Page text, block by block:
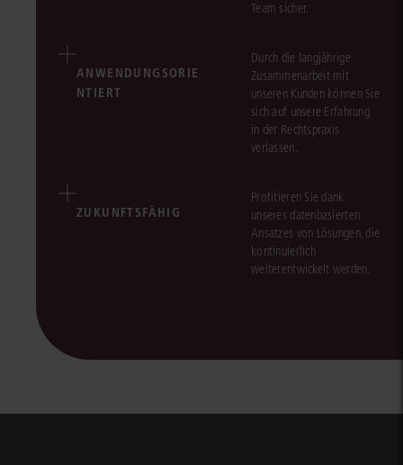
Team sicher.
ANWENDUNGSORIE
NTIERT
Durch die langjährige
Zusammenarbeit mit
unseren Kunden können Sie
sich auf unsere Erfahrung
in der Rechtspraxis
verlassen.
ZUKUNFTSFÄHIG
Profitieren Sie dank
unseres datenbasierten
Ansatzes von Lösungen, die
kontinuierlich
weiterentwickelt werden.